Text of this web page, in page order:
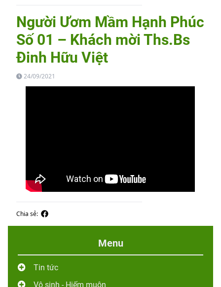
Người Ươm Mầm Hạnh Phúc
Số 01 – Khách mời Ths.Bs
Đinh Hữu Việt
24/09/2021
Chia sẻ:
Menu
Tin tức
Vô sinh - Hiếm muộn